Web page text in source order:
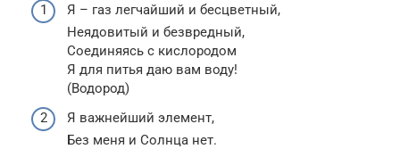
Я – газ легчайший и бесцветный,
Неядовитый и безвредный,
Соединяясь с кислородом
Я для питья даю вам воду!
(Водород)
Я важнейший элемент,
Без меня и Солнца нет.